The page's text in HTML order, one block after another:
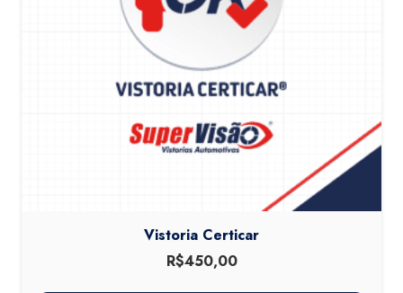
Vistoria Certicar
R$450,00